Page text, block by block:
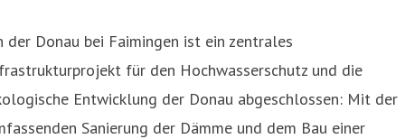
der Donau bei Faimingen ist ein zentrales
für den Hochwasserschutz und die
Entwicklung der Donau abgeschlossen: Mit der
Sanierung der Dämme und dem Bau einer